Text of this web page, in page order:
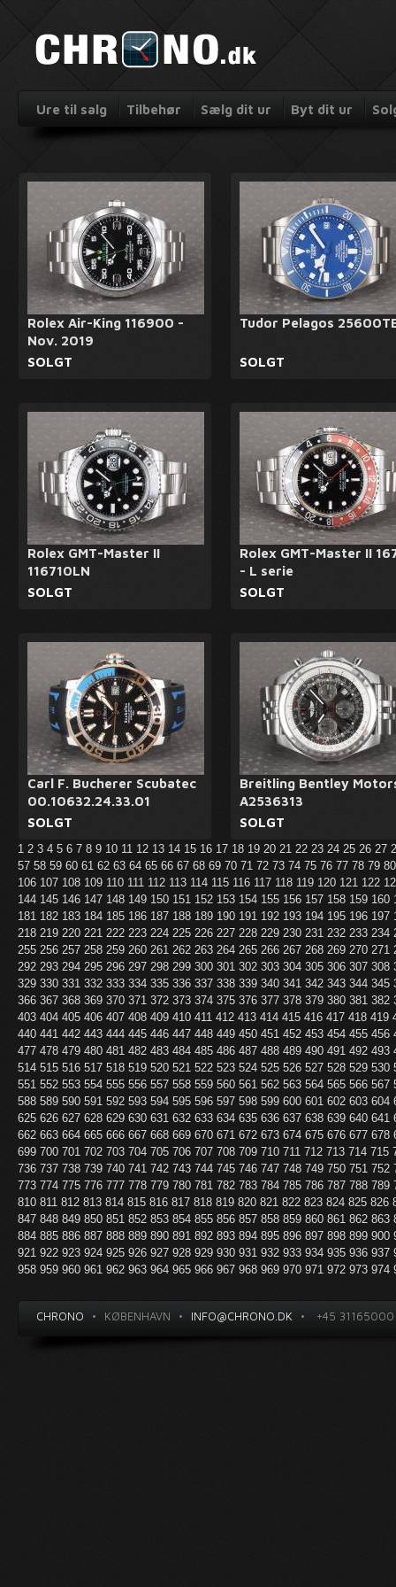
Ure til salg Tilbehør Sælg dit ur Byt dit ur
Rolex Air-King 116900 -
Nov. 2019
SOLGT
Tudor Pelagos
SOLGT
Rolex GMT-Master II
116710LN
SOLGT
Rolex GMT-Master II
- L serie
SOLGT
Carl F. Bucherer Scubatec
00.10632.24.33.01
SOLGT
Breitling Bentley
A2536313
SOLGT
1 2 3 4 5 6 7 8 9 10 11 12 13 14 15 16 17 18 19 20 21 22 23 24 25 26 27
57 58 59 60 61 62 63 64 65 66 67 68 69 70 71 72 73 74 75 76 77 78 79
106 107 108 109 110 111 112 113 114 115 116 117 118 119 120 121 122
144 145 146 147 148 149 150 151 152 153 154 155 156 157 158 159 160
181 182 183 184 185 186 187 188 189 190 191 192 193 194 195 196 197
218 219 220 221 222 223 224 225 226 227 228 229 230 231 232 233 234
255 256 257 258 259 260 261 262 263 264 265 266 267 268 269 270 271
292 293 294 295 296 297 298 299 300 301 302 303 304 305 306 307 308
329 330 331 332 333 334 335 336 337 338 339 340 341 342 343 344 345
366 367 368 369 370 371 372 373 374 375 376 377 378 379 380 381 382
403 404 405 406 407 408 409 410 411 412 413 414 415 416 417 418 419
440 441 442 443 444 445 446 447 448 449 450 451 452 453 454 455 456
477 478 479 480 481 482 483 484 485 486 487 488 489 490 491 492 493
514 515 516 517 518 519 520 521 522 523 524 525 526 527 528 529 530
551 552 553 554 555 556 557 558 559 560 561 562 563 564 565 566 567
588 589 590 591 592 593 594 595 596 597 598 599 600 601 602 603 604
625 626 627 628 629 630 631 632 633 634 635 636 637 638 639 640 641
662 663 664 665 666 667 668 669 670 671 672 673 674 675 676 677 678
699 700 701 702 703 704 705 706 707 708 709 710 711 712 713 714 715
736 737 738 739 740 741 742 743 744 745 746 747 748 749 750 751 752
773 774 775 776 777 778 779 780 781 782 783 784 785 786 787 788 789
810 811 812 813 814 815 816 817 818 819 820 821 822 823 824 825 826
847 848 849 850 851 852 853 854 855 856 857 858 859 860 861 862 863
884 885 886 887 888 889 890 891 892 893 894 895 896 897 898 899 900
921 922 923 924 925 926 927 928 929 930 931 932 933 934 935 936 937
958 959 960 961 962 963 964 965 966 967 968 969 970 971 972 973 974
CHRONO • KØBENHAVN • INFO@CHRONO.DK • +45 31165000